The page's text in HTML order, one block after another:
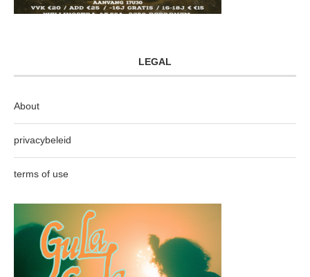
LEGAL
About
privacybeleid
terms of use